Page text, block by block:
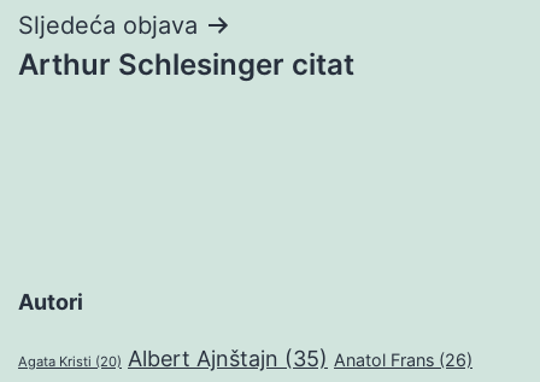
Sljedeća objava
Arthur Schlesinger citat
Autori
Agata Kristi (20) Albert Ajnštajn (35) Anatol Frans (26)